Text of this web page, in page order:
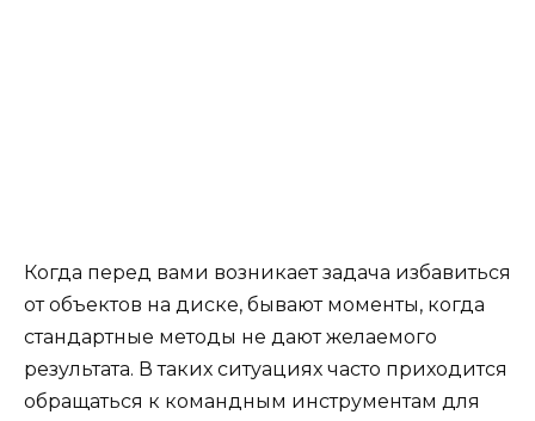
Когда перед вами возникает задача избавиться
от объектов на диске, бывают моменты, когда
стандартные методы не дают желаемого
результата. В таких ситуациях часто приходится
обращаться к командным инструментам для